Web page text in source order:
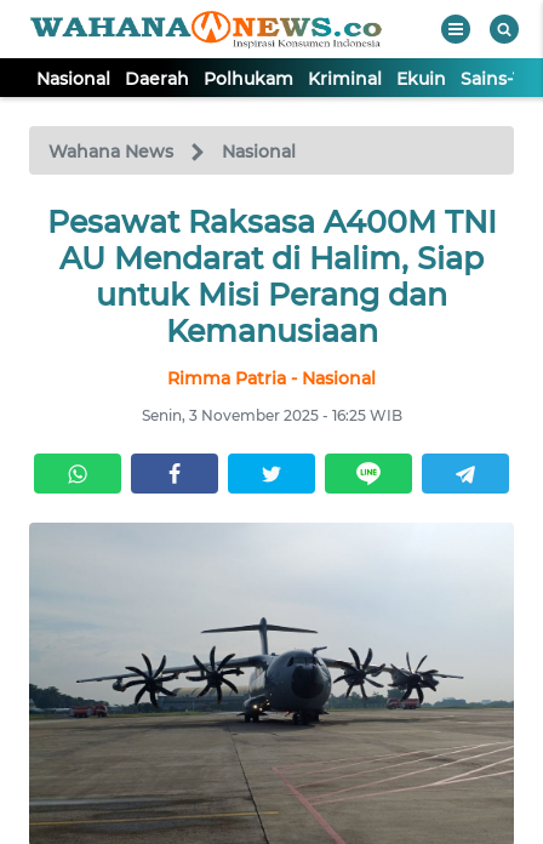
Nasional Daerah Polhukam Kriminal Ekuin Sains-
Wahana News Nasional
Pesawat Raksasa A400M TNI
AU Mendarat di Halim, Siap
untuk Misi Perang dan
Kemanusiaan
Rimma Patria - Nasional
Senin, 3 November 2025 - 16:25 WIB
TV
Tutup
NASIONAL
DAERAH
EKUIN
INTERNASIONAL
SERBA-SERBI
PENDIDIKAN